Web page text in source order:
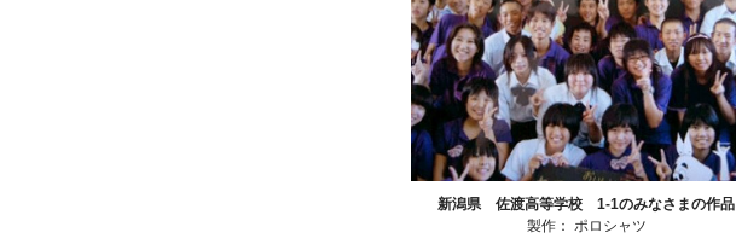
新潟県 佐渡高等学校 1-1のみなさまの作品
製作： ポロシャツ